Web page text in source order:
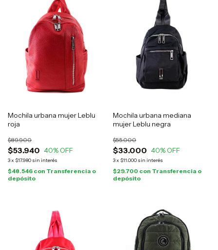
Mochila urbana mujer Leblu
roja
$53.940
$89.900
40% OFF
3x $17.980 sin interés
$48.546 con Transferencia o
depósito
Mochila urbana mediana
mujer Leblu negra
$33.000
$55.000
40% OFF
3x $11.000 sin interés
$29.700 con Transferencia o
depósito